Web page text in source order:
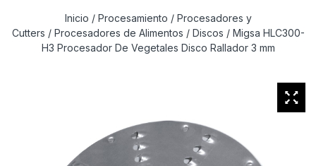
Inicio / Procesamiento / Procesadores y
Cutters / Procesadores de Alimentos / Discos / Migsa HLC300-
H3 Procesador De Vegetales Disco Rallador 3 mm